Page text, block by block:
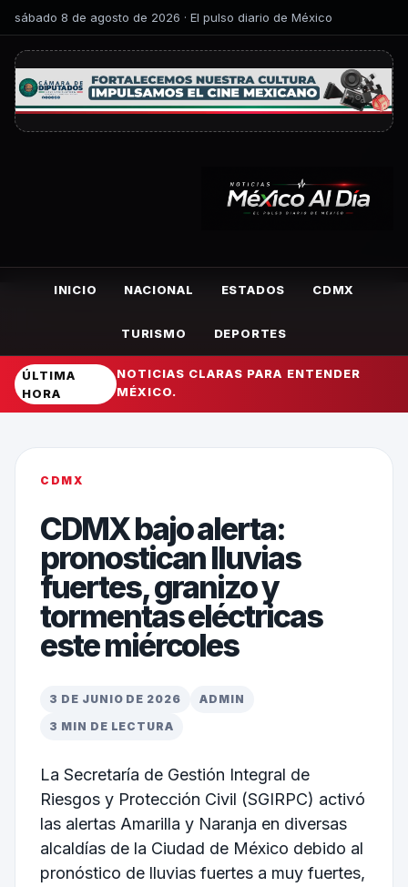
sábado 8 de agosto de 2026 · El pulso diario de México
INICIO NACIONAL ESTADOS CDMX
TURISMO DEPORTES
ÚLTIMA
HORA
NOTICIAS CLARAS PARA ENTENDER
MÉXICO.
CDMX
CDMX bajo alerta:
pronostican lluvias
fuertes, granizo y
tormentas eléctricas
este miércoles
3 DE JUNIO DE 2026
ADMIN
3 MIN DE LECTURA
La Secretaría de Gestión Integral de
Riesgos y Protección Civil (SGIRPC) activó
las alertas Amarilla y Naranja en diversas
alcaldías de la Ciudad de México debido al
pronóstico de lluvias fuertes a muy fuertes,